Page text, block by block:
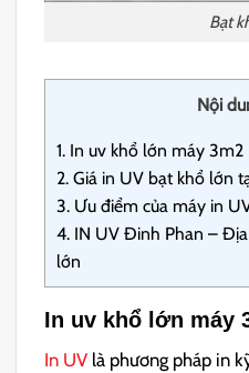
Bạt
Nội
1. In uv khổ lớn máy 3m2
2. Giá in UV bạt khổ lớn
3. Ưu điểm của máy in
4. IN UV Đinh Phan –
lớn
In uv khổ lớn máy
In UV là phương pháp in